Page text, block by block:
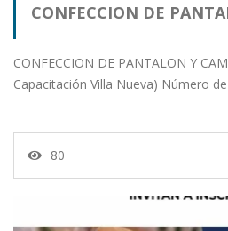
CONFECCION DE
CONFECCION DE PANTALON Y
Capacitación Villa Nueva) Número
80